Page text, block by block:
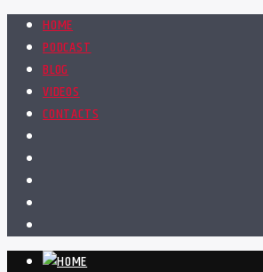
HOME
PODCAST
BLOG
VIDEOS
CONTACTS